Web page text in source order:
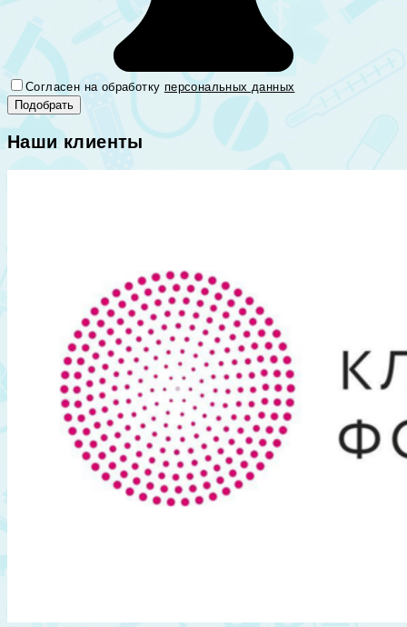
Согласен на обработку персональных данных
Наши клиенты